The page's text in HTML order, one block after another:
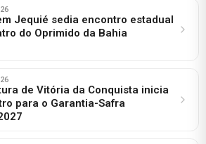
Jequié sedia encontro estadual
do Oprimido da Bahia
de Vitória da Conquista inicia
para o Garantia-Safra